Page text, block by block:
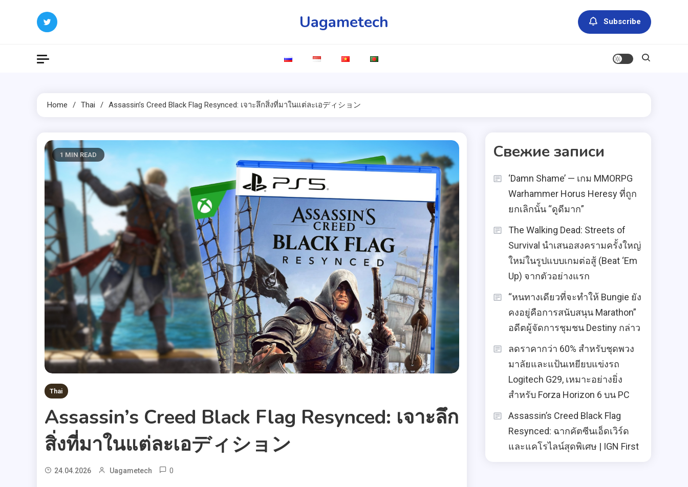
Uagametech Subscribe
Home Thai Assassin’s Creed Black Flag Resynced: เจาะลึกสิ่งที่มาในแต่ละเอディション
1 MIN READ
Thai
Assassin’s Creed Black Flag Resynced: เจาะลึก
สิ่งที่มาในแต่ละเอディション
24.04.2026 Uagametech 0
Свежие записи
‘Damn Shame’ — เกม MMORPG
Warhammer Horus Heresy ที่ถูก
ยกเลิกนั้น “ดูดีมาก”
The Walking Dead: Streets of
Survival นำเสนอสงครามครั้งใหญ่
ใหม่ในรูปแบบเกมต่อสู้ (Beat ‘Em
Up) จากตัวอย่างแรก
“หนทางเดียวที่จะทำให้ Bungie ยัง
คงอยู่คือการสนับสนุน Marathon”
อดีตผู้จัดการชุมชน Destiny กล่าว
ลดราคากว่า 60% สำหรับชุดพวง
มาลัยและแป้นเหยียบแข่งรถ
Logitech G29, เหมาะอย่างยิ่ง
สำหรับ Forza Horizon 6 บน PC
Assassin’s Creed Black Flag
Resynced: ฉากคัตซีนเอ็ดเวิร์ด
และแคโรไลน์สุดพิเศษ | IGN First